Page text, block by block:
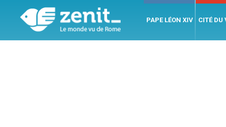
PAPE LÉON XIV CITÉ DU